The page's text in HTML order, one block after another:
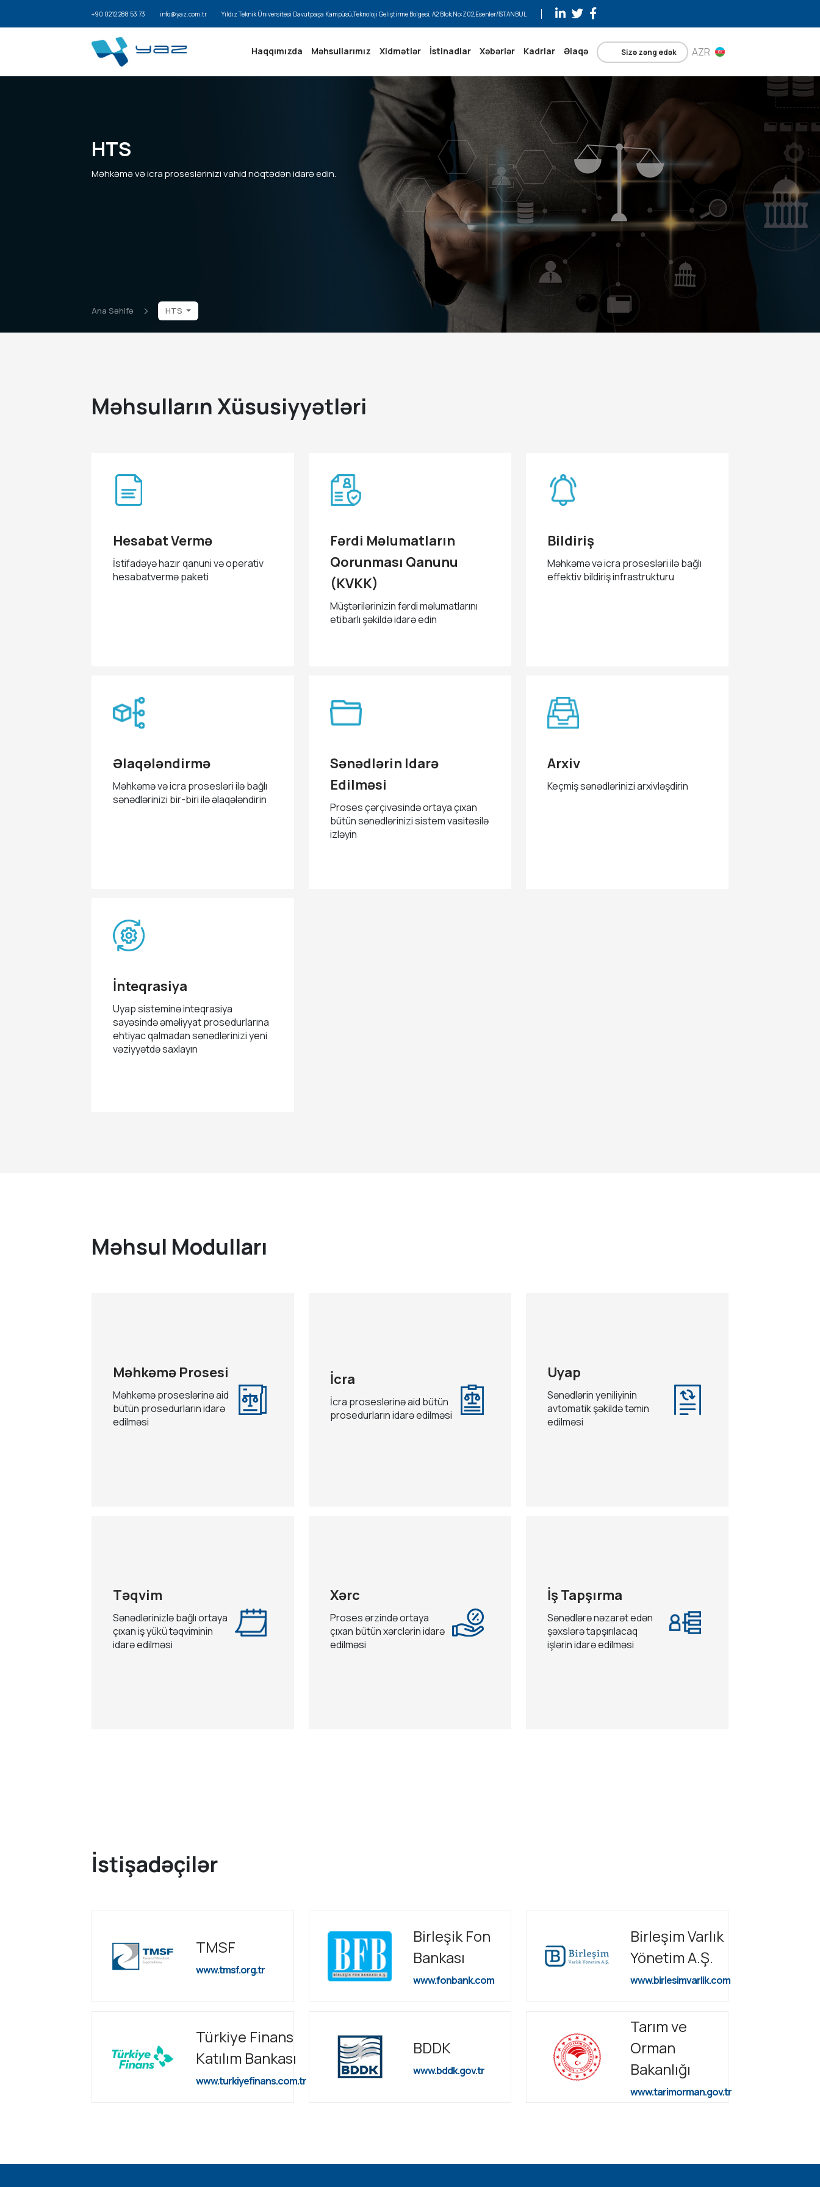
+90 0212 288 53 73 info@yaz.com.tr Yıldız Teknik Üniversitesi Davutpaşa Kampüsü,Teknoloji Geliştirme Bölgesi, A2 Blok,No:Z02,Esenler/İSTANBUL
Haqqımızda Məhsullarımız Xidmətlər İstinadlar Xəbərlər Kadrlar Əlaqə Sizə zəng edək AZR
HTS
Məhkəmə və icra proseslərinizi vahid nöqtədən idarə edin.
Ana Səhifə HTS
Məhsulların Xüsusiyyətləri
Hesabat Vermə
İstifadəyə hazır qanuni və operativ
hesabatvermə paketi
Fərdi Məlumatların
Qorunması Qanunu
(KVKK)
Müştərilərinizin fərdi məlumatlarını
etibarlı şəkildə idarə edin
Bildiriş
Məhkəmə və icra prosesləri ilə bağlı
effektiv bildiriş infrastrukturu
Əlaqələndirmə
Məhkəmə və icra prosesləri ilə bağlı
sənədlərinizi bir-biri ilə əlaqələndirin
Sənədlərin Idarə
Edilməsi
Proses çərçivəsində ortaya çıxan
bütün sənədlərinizi sistem vasitəsilə
izləyin
Arxiv
Keçmiş sənədlərinizi arxivləşdirin
İnteqrasiya
Uyap sisteminə inteqrasiya
sayəsində əməliyyat prosedurlarına
ehtiyac qalmadan sənədlərinizi yeni
vəziyyətdə saxlayın
Məhsul Modulları
Məhkəmə Prosesi
Məhkəmə proseslərinə aid
bütün prosedurların idarə
edilməsi
İcra
İcra proseslərinə aid bütün
prosedurların idarə edilməsi
Uyap
Sənədlərin yeniliyinin
avtomatik şəkildə təmin
edilməsi
Təqvim
Sənədlərinizlə bağlı ortaya
çıxan iş yükü təqviminin
idarə edilməsi
Xərc
Proses ərzində ortaya
çıxan bütün xərclərin idarə
edilməsi
İş Tapşırma
Sənədlərə nəzarət edən
şəxslərə tapşırılacaq
işlərin idarə edilməsi
İstişadəçilər
TMSF
www.tmsf.org.tr
Birleşik Fon
Bankası
www.fonbank.com
Birleşim Varlık
Yönetim A.Ş.
www.birlesimvarlik.com
Türkiye Finans
Katılım Bankası
www.turkiyefinans.com.tr
BDDK
www.bddk.gov.tr
Tarım ve
Orman
Bakanlığı
www.tarimorman.gov.tr